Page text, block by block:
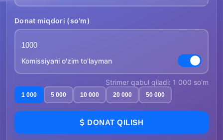
Donat miqdori (so'm)
Komissiyani o'zim to'layman
Strimer qabul qiladi: 1 000 so'm
1 000 5 000 10 000 20 000 50 000
DONAT QILISH